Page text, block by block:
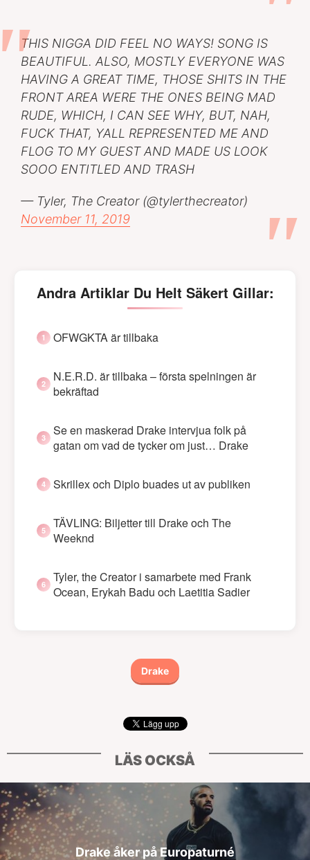
THIS NIGGA DID FEEL NO WAYS! SONG IS
BEAUTIFUL. ALSO, MOSTLY EVERYONE WAS
HAVING A GREAT TIME, THOSE SHITS IN THE
FRONT AREA WERE THE ONES BEING MAD
RUDE, WHICH, I CAN SEE WHY, BUT, NAH,
FUCK THAT, YALL REPRESENTED ME AND
FLOG TO MY GUEST AND MADE US LOOK
SOOO ENTITLED AND TRASH
— Tyler, The Creator (@tylerthecreator)
November 11, 2019
Andra Artiklar Du Helt Säkert Gillar:
OFWGKTA är tillbaka
N.E.R.D. är tillbaka – första spelningen är
bekräftad
Se en maskerad Drake intervjua folk på
gatan om vad de tycker om just… Drake
Skrillex och Diplo buades ut av publiken
TÄVLING: Biljetter till Drake och The
Weeknd
Tyler, the Creator i samarbete med Frank
Ocean, Erykah Badu och Laetitia Sadier
Drake
LÄS OCKSÅ
Drake åker på Europaturné